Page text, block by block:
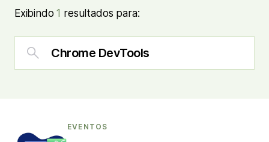
Exibindo1 resultados para:
EVENTOS